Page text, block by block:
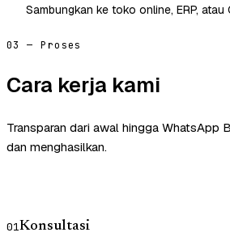
Sambungkan ke toko online, ERP, atau
03 — Proses
Cara kerja kami
Transparan dari awal hingga WhatsApp
dan menghasilkan.
01Konsultasi